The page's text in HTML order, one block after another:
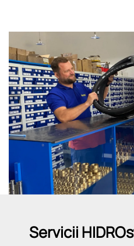
Servicii